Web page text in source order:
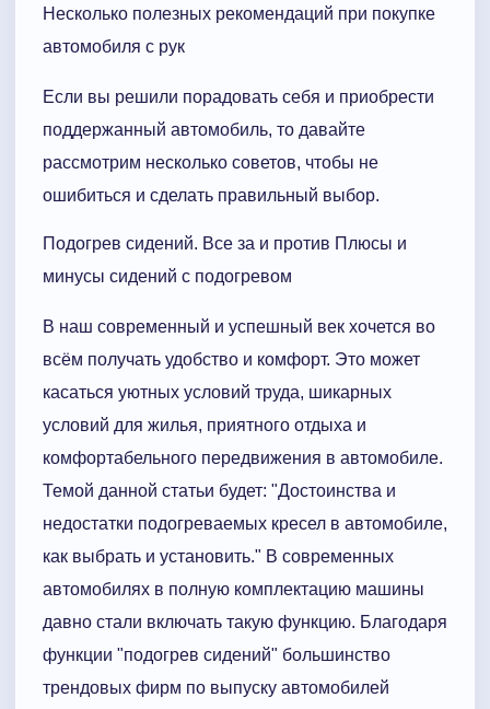
Несколько полезных рекомендаций при покупке
автомобиля с рук
Если вы решили порадовать себя и приобрести
поддержанный автомобиль, то давайте
рассмотрим несколько советов, чтобы не
ошибиться и сделать правильный выбор.
Подогрев сидений. Все за и против Плюсы и
минусы сидений с подогревом
В наш современный и успешный век хочется во
всём получать удобство и комфорт. Это может
касаться уютных условий труда, шикарных
условий для жилья, приятного отдыха и
комфортабельного передвижения в автомобиле.
Темой данной статьи будет: "Достоинства и
недостатки подогреваемых кресел в автомобиле,
как выбрать и установить." В современных
автомобилях в полную комплектацию машины
давно стали включать такую функцию. Благодаря
функции "подогрев сидений" большинство
трендовых фирм по выпуску автомобилей